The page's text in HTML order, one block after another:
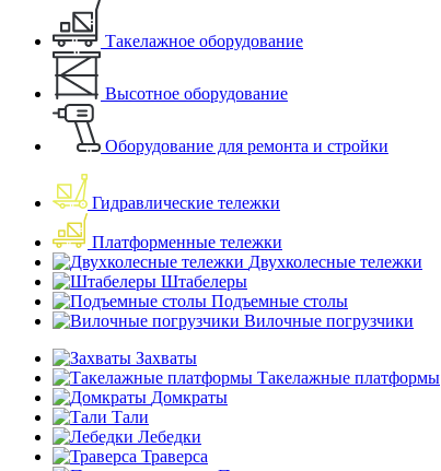
Такелажное оборудование
Высотное оборудование
Оборудование для ремонта и стройки
Гидравлические тележки
Платформенные тележки
Двухколесные тележки
Штабелеры
Подъемные столы
Вилочные погрузчики
Захваты
Такелажные платформы
Домкраты
Тали
Лебедки
Траверса